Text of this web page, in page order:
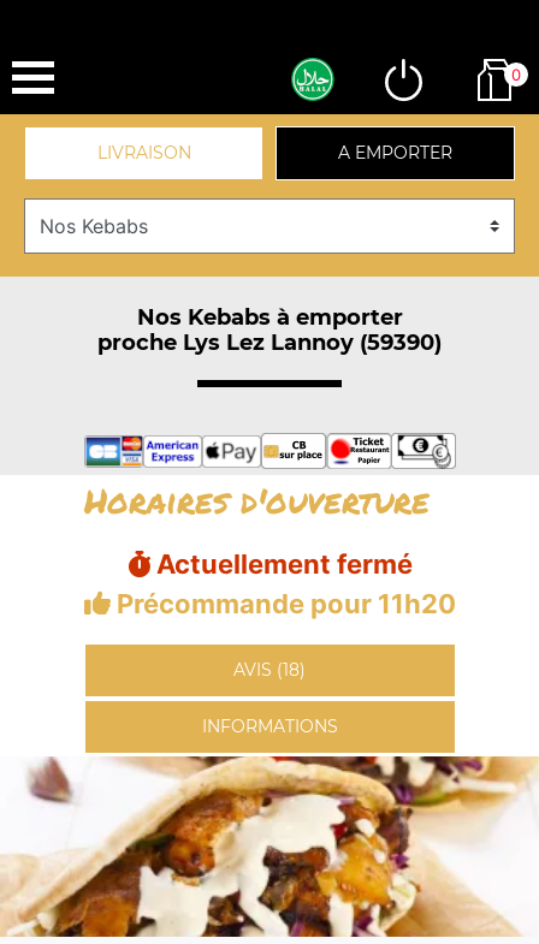
0
LIVRAISON A EMPORTER
Nos Kebabs à emporter
proche Lys Lez Lannoy (59390)
Horaires d'ouverture
Actuellement fermé
Précommande pour 11h20
AVIS (18)
INFORMATIONS